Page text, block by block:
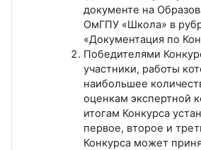
документе на
ОмГПУ «Школа» в
«Документация по
Победителями
участники, работы
наибольшее
оценкам экспертной
итогам Конкурса
первое, второе и
Конкурса может